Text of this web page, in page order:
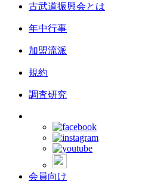
古武道振興会とは
年中行事
加盟流派
規約
調査研究
会員向け